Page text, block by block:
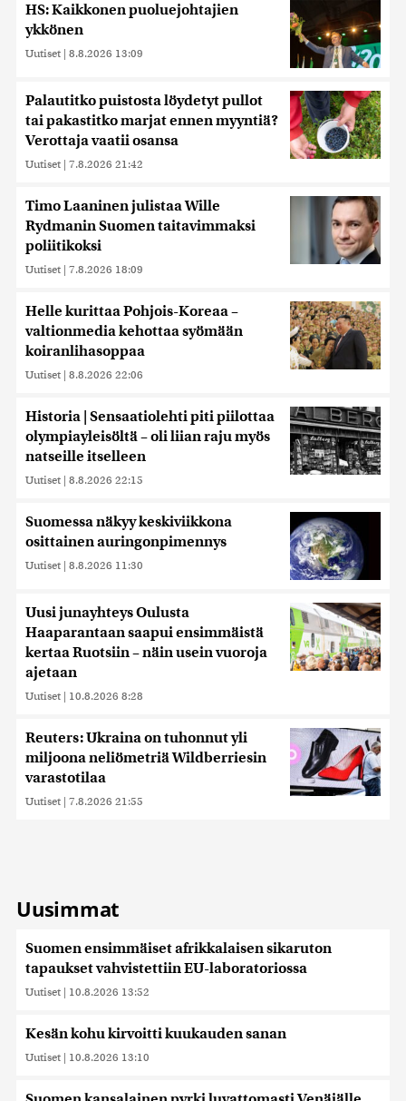
HS: Kaikkonen puoluejohtajien
ykkönen
Uutiset | 8.8.2026 13:09
Palautitko puistosta löydetyt pullot
tai pakastitko marjat ennen myyntiä?
Verottaja vaatii osansa
Uutiset | 7.8.2026 21:42
Timo Laaninen julistaa Wille
Rydmanin Suomen taitavimmaksi
poliitikoksi
Uutiset | 7.8.2026 18:09
Helle kurittaa Pohjois-Koreaa –
valtionmedia kehottaa syömään
koiranlihasoppaa
Uutiset | 8.8.2026 22:06
Historia | Sensaatiolehti piti piilottaa
olympiayleisöltä – oli liian raju myös
natseille itselleen
Uutiset | 8.8.2026 22:15
Suomessa näkyy keskiviikkona
osittainen auringonpimennys
Uutiset | 8.8.2026 11:30
Uusi junayhteys Oulusta
Haaparantaan saapui ensimmäistä
kertaa Ruotsiin – näin usein vuoroja
ajetaan
Uutiset | 10.8.2026 8:28
Reuters: Ukraina on tuhonnut yli
miljoona neliömetriä Wildberriesin
varastotilaa
Uutiset | 7.8.2026 21:55
Uusimmat
Suomen ensimmäiset afrikkalaisen sikaruton
tapaukset vahvistettiin EU-laboratoriossa
Uutiset | 10.8.2026 13:52
Kesän kohu kirvoitti kuukauden sanan
Uutiset | 10.8.2026 13:10